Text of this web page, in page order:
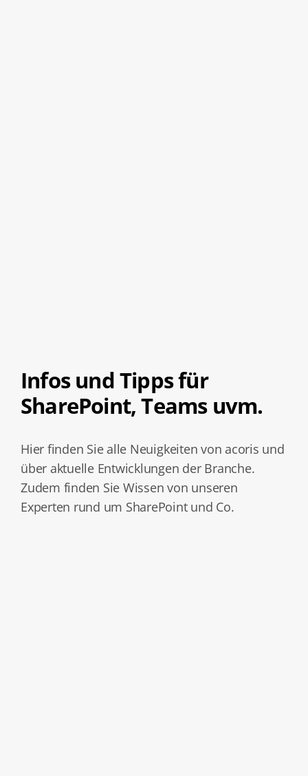
Infos und Tipps für
SharePoint, Teams uvm.
Hier finden Sie alle Neuigkeiten von acoris und
über aktuelle Entwicklungen der Branche.
Zudem finden Sie Wissen von unseren
Experten rund um SharePoint und Co.